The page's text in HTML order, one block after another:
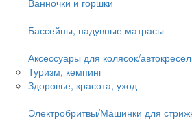
Бассейны, надувные матрасы
Аксессуары для колясок/автокресел
Туризм, кемпинг
Здоровье, красота, уход
Электробритвы/Машинки для